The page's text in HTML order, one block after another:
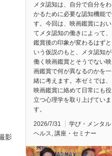
影
メタ認知は、自分で自分をわ
かるために必要な認知機能で
す。今回は、映画鑑賞におい
てメタ認知の働きによって、
鑑賞後の印象が変わるはずと
いう仮説のもと、メタ認知が
働く映画鑑賞とそうでない映
画鑑賞で何が異なるのかを一
緒に考えます。本ゼミでは、
映画鑑賞に絡めて日常にも役
立つ心理学を取り上げていま
す。
2026/7/31
学び・メンタル
ヘルス, 講座・セミナー